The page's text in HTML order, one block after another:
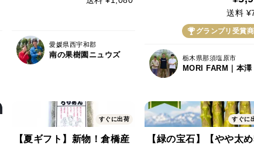
愛媛県西宇和郡
南の果樹園ニュウズ
送料
グランプリ受賞
栃木県那須塩原市
MORI FARM｜本澤
すぐに出荷
【夏ギフト】新物！倉橋産
すぐに
【緑の宝石】【やや太